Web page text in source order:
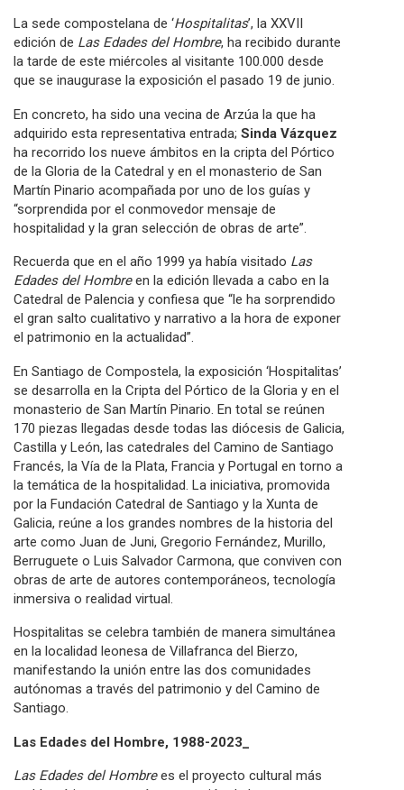
La sede compostelana de ‘Hospitalitas’, la XXVII
edición de Las Edades del Hombre, ha recibido durante
la tarde de este miércoles al visitante 100.000 desde
que se inaugurase la exposición el pasado 19 de junio.
En concreto, ha sido una vecina de Arzúa la que ha
adquirido esta representativa entrada; Sinda Vázquez
ha recorrido los nueve ámbitos en la cripta del Pórtico
de la Gloria de la Catedral y en el monasterio de San
Martín Pinario acompañada por uno de los guías y
“sorprendida por el conmovedor mensaje de
hospitalidad y la gran selección de obras de arte”.
Recuerda que en el año 1999 ya había visitado Las
Edades del Hombreen la edición llevada a cabo en la
Catedral de Palencia y confiesa que “le ha sorprendido
el gran salto cualitativo y narrativo a la hora de exponer
el patrimonio en la actualidad”.
En Santiago de Compostela, la exposición ‘Hospitalitas’
se desarrolla en la Cripta del Pórtico de la Gloria y en el
monasterio de San Martín Pinario. En total se reúnen
170 piezas llegadas desde todas las diócesis de Galicia,
Castilla y León, las catedrales del Camino de Santiago
Francés, la Vía de la Plata, Francia y Portugal en torno a
la temática de la hospitalidad. La iniciativa, promovida
por la Fundación Catedral de Santiago y la Xunta de
Galicia, reúne a los grandes nombres de la historia del
arte como Juan de Juni, Gregorio Fernández, Murillo,
Berruguete o Luis Salvador Carmona, que conviven con
obras de arte de autores contemporáneos, tecnología
inmersiva o realidad virtual.
Hospitalitas se celebra también de manera simultánea
en la localidad leonesa de Villafranca del Bierzo,
manifestando la unión entre las dos comunidades
autónomas a través del patrimonio y del Camino de
Santiago.
Las Edades del Hombre, 1988-2023_
Las Edades del Hombrees el proyecto cultural más